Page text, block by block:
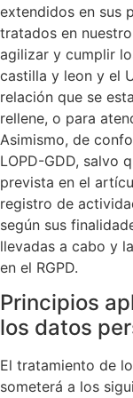
extendidos en sus
tratados en
agilizar y cumplir
castilla y leon y el
relación que se
rellene, o para
Asimismo, de
LOPD-GDD, salvo
prevista en el
registro de
según sus
llevadas a cabo y
en el RGPD.
Principios
los datos
El tratamiento de
someterá a los